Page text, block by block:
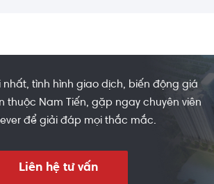
nhất, tình hình giao dịch, biến động giá
thuộc Nam Tiến, gặp ngay chuyên viên
để giải đáp mọi thắc mắc.
Liên hệ tư vấn